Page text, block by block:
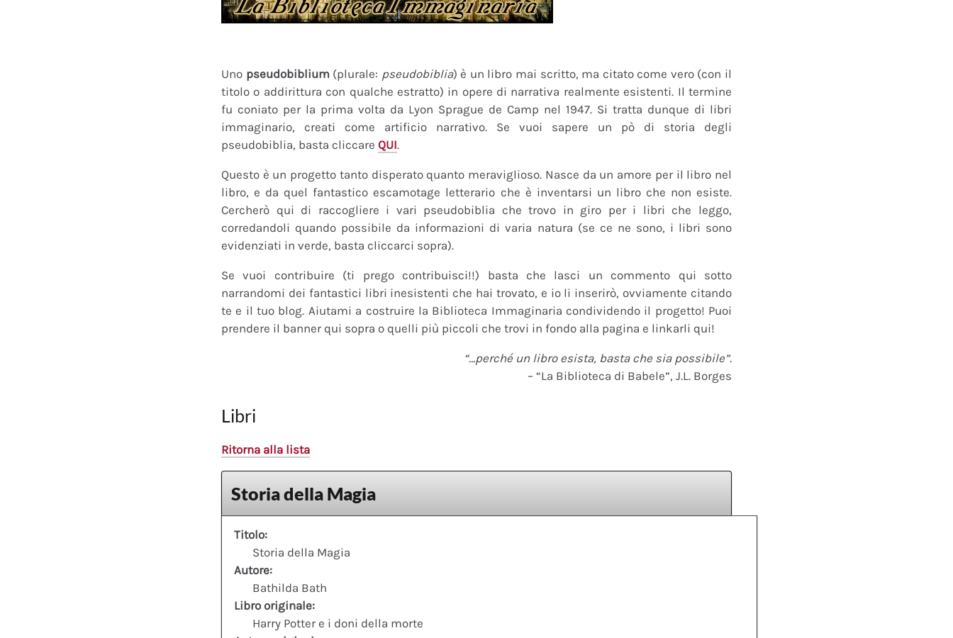
Uno pseudobiblium(plurale: pseudobiblia) è un libro mai scritto, ma citato come vero (con il
titolo o addirittura con qualche estratto) in opere di narrativa realmente esistenti. Il termine
fu coniato per la prima volta da Lyon Sprague de Camp nel 1947. Si tratta dunque di libri
immaginario, creati come artificio narrativo. Se vuoi sapere un pò di storia degli
pseudobiblia, basta cliccare QUI.
Questo è un progetto tanto disperato quanto meraviglioso. Nasce da un amore per il libro nel
libro, e da quel fantastico escamotage letterario che è inventarsi un libro che non esiste.
Cercherò qui di raccogliere i vari pseudobiblia che trovo in giro per i libri che leggo,
corredandoli quando possibile da informazioni di varia natura (se ce ne sono, i libri sono
evidenziati in verde, basta cliccarci sopra).
Se vuoi contribuire (ti prego contribuisci!!) basta che lasci un commento qui sotto
narrandomi dei fantastici libri inesistenti che hai trovato, e io li inserirò, ovviamente citando
te e il tuo blog. Aiutami a costruire la Biblioteca Immaginaria condividendo il progetto! Puoi
prendere il banner qui sopra o quelli più piccoli che trovi in fondo alla pagina e linkarli qui!
“…perché un libro esista, basta che sia possibile”.
– “La Biblioteca di Babele”, J.L. Borges
Libri
Ritorna alla lista
Storia della Magia
Titolo:
Storia della Magia
Autore:
Bathilda Bath
Libro originale:
Harry Potter e i doni della morte